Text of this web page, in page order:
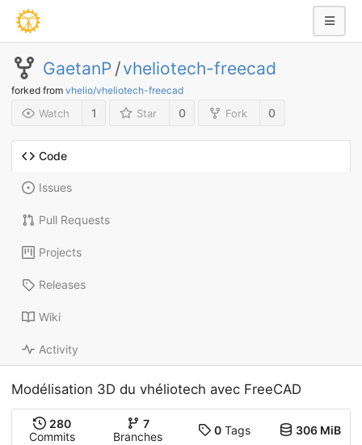
GaetanP /vheliotech-freecad
forked from vhelio/vheliotech-freecad
Watch 1 Star 0 Fork 0
Code
Issues
Pull Requests
Projects
Releases
Wiki
Activity
Modélisation 3D du vhéliotech avec FreeCAD
280
Commits
7
Branches
0Tags 306 MiB